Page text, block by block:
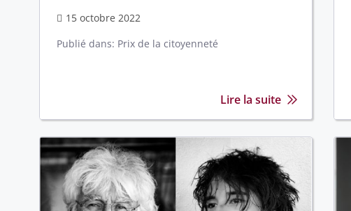
15 octobre 2022
Publié dans: Prix de la citoyenneté
Lire la suite